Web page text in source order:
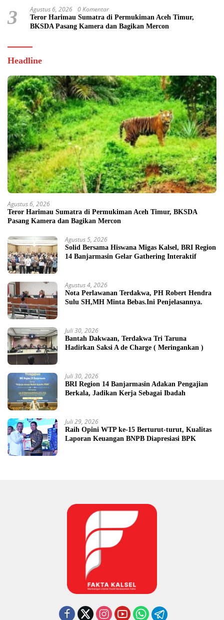
3 Agustus 6, 2026 0 Komentar
Teror Harimau Sumatra di Permukiman Aceh Timur,
BKSDA Pasang Kamera dan Bagikan Mercon
Headline
Agustus 6, 2026
Teror Harimau Sumatra di Permukiman Aceh Timur, BKSDA
Pasang Kamera dan Bagikan Mercon
Agustus 5, 2026
Solid Bersama Hiswana Migas Kalsel, BRI Region
14 Banjarmasin Gelar Gathering Interaktif
Agustus 4, 2026
Nota Perlawanan Terdakwa, PH Robert Hendra
Sulu SH,MH Minta Bebas.Ini Penjelasannya.
Juli 30, 2026
Bantah Dakwaan, Terdakwa Tri Taruna
Hadirkan Saksi A de Charge ( Meringankan )
Juli 30, 2026
BRI Region 14 Banjarmasin Adakan Pengajian
Berkala, Jadikan Kerja Sebagai Ibadah
Juli 29, 2026
Raih Opini WTP ke-15 Berturut-turut, Kualitas
Laporan Keuangan BNPB Diapresiasi BPK